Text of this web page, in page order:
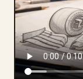
提示词
定价